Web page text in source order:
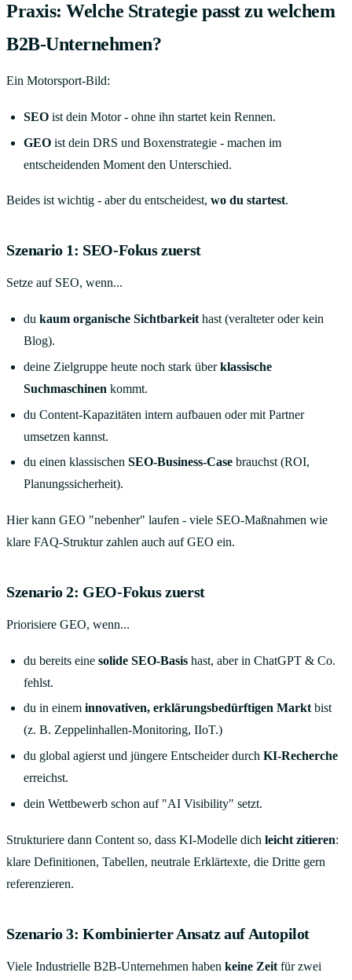
Praxis: Welche Strategie passt zu welchem
B2B-Unternehmen?
Ein Motorsport-Bild:
SEO ist dein Motor - ohne ihn startet kein Rennen.
GEO ist dein DRS und Boxenstrategie - machen im
entscheidenden Moment den Unterschied.
Beides ist wichtig - aber du entscheidest, wo du startest.
Szenario 1: SEO-Fokus zuerst
Setze auf SEO, wenn...
dukaum organische Sichtbarkeit hast (veralteter oder kein
Blog).
deine Zielgruppe heute noch stark überklassische
Suchmaschinen kommt.
du Content-Kapazitäten intern aufbauen oder mit Partner
umsetzen kannst.
du einen klassischenSEO-Business-Case brauchst (ROI,
Planungssicherheit).
Hier kann GEO "nebenher" laufen - viele SEO-Maßnahmen wie
klare FAQ-Struktur zahlen auch auf GEO ein.
Szenario 2: GEO-Fokus zuerst
Priorisiere GEO, wenn...
du bereits einesolide SEO-Basis hast, aber in ChatGPT & Co.
fehlst.
du in eineminnovativen, erklärungsbedürftigen Markt bist
(z. B. Zeppelinhallen-Monitoring, IIoT.)
du global agierst und jüngere Entscheider durchKI-Recherche
erreichst.
dein Wettbewerb schon auf "AI Visibility" setzt.
Strukturiere dann Content so, dass KI-Modelle dich leicht zitieren:
klare Definitionen, Tabellen, neutrale Erklärtexte, die Dritte gern
referenzieren.
Szenario 3: Kombinierter Ansatz auf Autopilot
Viele Industrielle B2B-Unternehmen haben keine Zeit für zwei